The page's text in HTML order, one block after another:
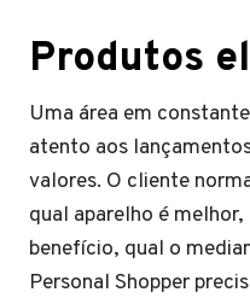
Produtos
Uma área em
atento aos
valores. O cliente
qual aparelho é
benefício, qual o
Personal Shopper